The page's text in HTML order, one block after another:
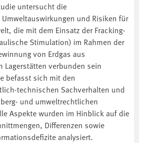
untersucht die
und Risiken für
die mit dem Einsatz der Fracking-
Stimulation) im Rahmen der
von Erdgas aus
Lagerstätten verbunden sein
befasst sich mit den
technischen Sachverhalten und
und umweltrechtlichen
Aspekte wurden im Hinblick auf die
Differenzen sowie
analysiert.